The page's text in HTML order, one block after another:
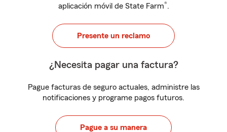
aplicación móvil de State Farm®.
Presente un reclamo
¿Necesita pagar una factura?
Pague facturas de seguro actuales, administre las
notificaciones y programe pagos futuros.
Pague a su manera